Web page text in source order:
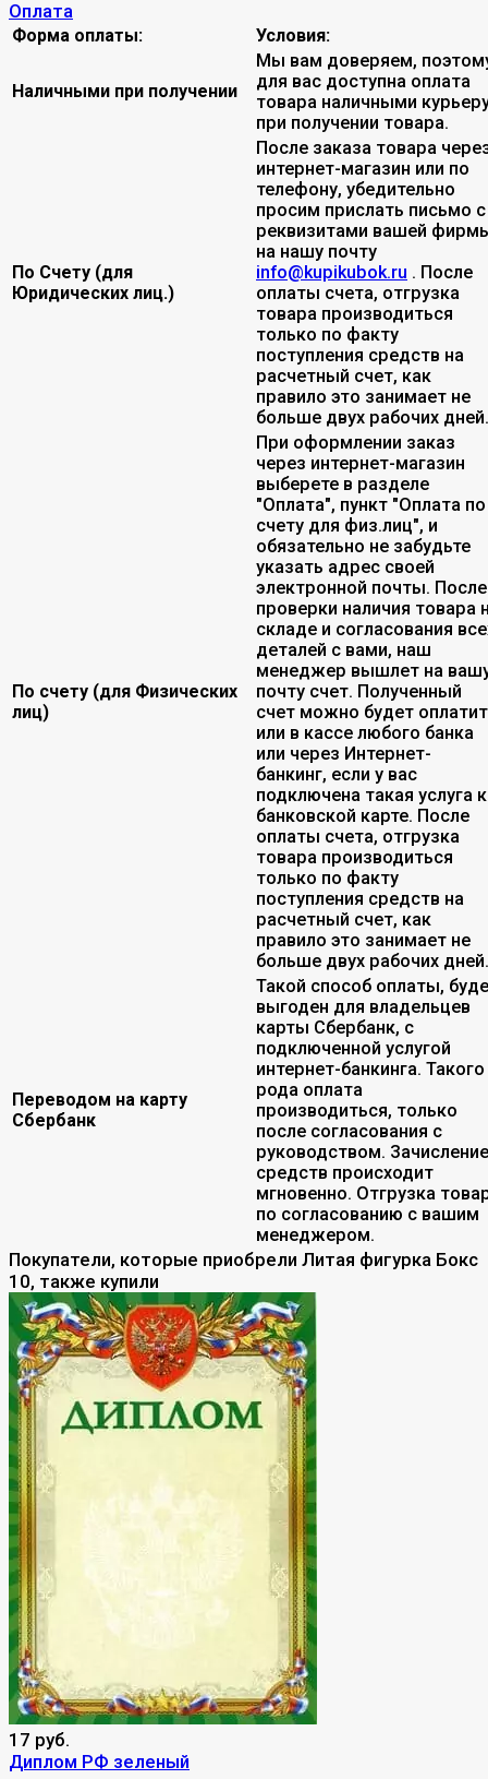
Оплата
Форма оплаты: Условия:
Наличными при получении
Мы вам доверяем,
для вас доступна оплата
товара наличными
при получении товара.
По Счету (для
Юридических лиц.)
После заказа товара
интернет-магазин или по
телефону, убедительно
просим прислать письмо с
реквизитами вашей
на нашу почту
info@kupikubok.ru . После
оплаты счета, отгрузка
товара производиться
только по факту
поступления средств на
расчетный счет, как
правило это занимает не
больше двух рабочих дней.
По счету (для Физических
лиц)
При оформлении заказ
через интернет-магазин
выберете в разделе
"Оплата", пункт "Оплата по
счету для физ.лиц", и
обязательно не забудьте
указать адрес своей
электронной почты. После
проверки наличия товара
складе и согласования
деталей с вами, наш
менеджер вышлет на
почту счет. Полученный
счет можно будет
или в кассе любого банка
или через Интернет-
банкинг, если у вас
подключена такая услуга к
банковской карте. После
оплаты счета, отгрузка
товара производиться
только по факту
поступления средств на
расчетный счет, как
правило это занимает не
больше двух рабочих дней.
Переводом на карту
Сбербанк
Такой способ оплаты,
выгоден для владельцев
карты Сбербанк, с
подключенной услугой
интернет-банкинга. Такого
рода оплата
производиться, только
после согласования с
руководством. Зачисление
средств происходит
мгновенно. Отгрузка
по согласованию с вашим
менеджером.
Покупатели, которые приобрели Литая фигурка Бокс
10, также купили
17 руб.
Диплом РФ зеленый